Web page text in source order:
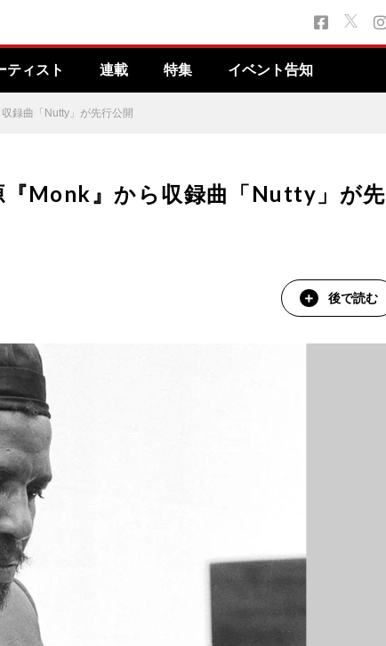
ティスト 連載 特集 イベント告知
録曲「Nutty」が先行公開
Monk』から収録曲「Nutty」が先
後で読む